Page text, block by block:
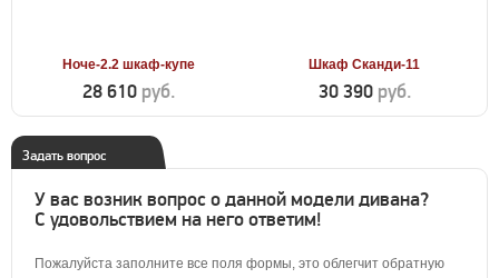
Ноче-2.2 шкаф-купе
28 610 руб.
Шкаф Сканди-11
30 390 руб.
Задать вопрос
У вас возник вопрос о данной модели дивана?
С удовольствием на него ответим!
Пожалуйста заполните все поля формы, это облегчит обратную